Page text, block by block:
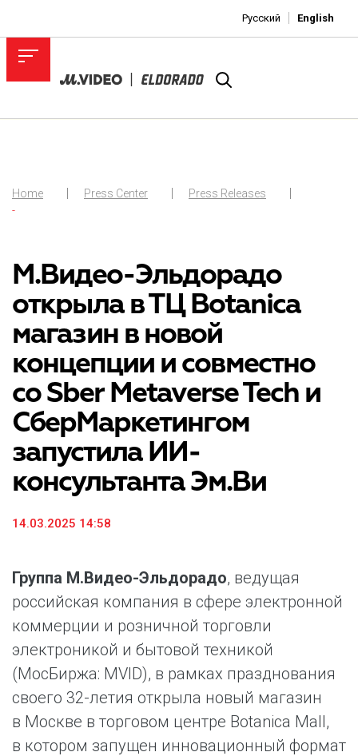
Русский English
Home Press Center
Press Releases
-
М.Видео-Эльдорадо
открыла в ТЦ Botanica
магазин в новой
концепции и совместно
со Sber Metaverse Tech и
СберМаркетингом
запустила ИИ-
консультанта Эм.Ви
14.03.2025 14:58
Группа М.Видео-Эльдорадо, ведущая
российская компания в сфере электронной
коммерции и розничной торговли
электроникой и бытовой техникой
(МосБиржа: MVID), в рамках празднования
своего 32-летия открыла новый магазин
в Москве в торговом центре Botanica Mall,
в котором запущен инновационный формат